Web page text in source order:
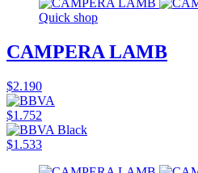
Quick shop
CAMPERA LAMB
$2.190
$1.752
$1.533